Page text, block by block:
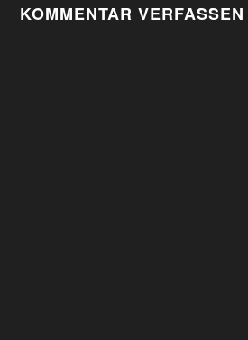
KOMMENTAR VERFASSEN